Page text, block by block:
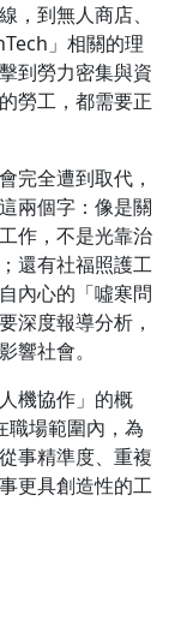
到無人商店、
」相關的理
到勞力密集與資
勞工，都需要正
完全遭到取代，
兩個字：像是關
作，不是光靠治
還有社福照護工
內心的「噓寒問
深度報導分析，
響社會。
機協作」的概
職場範圍內，為
事精準度、重複
更具創造性的工